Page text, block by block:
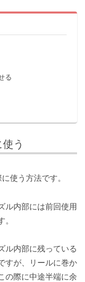
る
う
使う方法です。
ル内部には前回使用
。
ル内部に残っている
すが、リールに巻か
の際に中途半端に余